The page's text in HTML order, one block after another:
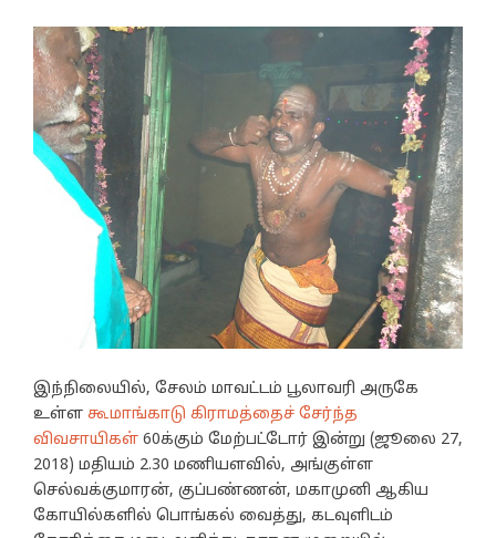
இந்நிலையில், சேலம் மாவட்டம் பூலாவரி அருகே
உள்ள கூமாங்காடு கிராமத்தைச் சேர்ந்த
விவசாயிகள் 60க்கும் மேற்பட்டோர் இன்று (ஜூலை 27,
2018) மதியம் 2.30 மணியளவில், அங்குள்ள
செல்வக்குமாரன், குப்பண்ணன், மகாமுனி ஆகிய
கோயில்களில் பொங்கல் வைத்து, கடவுளிடம்